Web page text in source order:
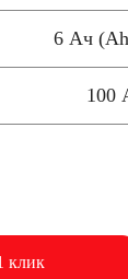
6 Ач
100
клик